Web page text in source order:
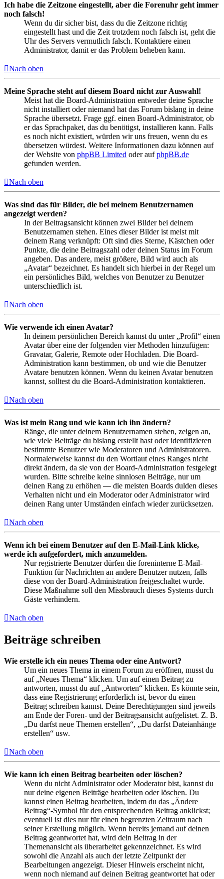
Ich habe die Zeitzone eingestellt, aber die Forenuhr geht immer
noch falsch!
Wenn du dir sicher bist, dass du die Zeitzone richtig
eingestellt hast und die Zeit trotzdem noch falsch ist, geht die
Uhr des Servers vermutlich falsch. Kontaktiere einen
Administrator, damit er das Problem beheben kann.
Nach oben
Meine Sprache steht auf diesem Board nicht zur Auswahl!
Meist hat die Board-Administration entweder deine Sprache
nicht installiert oder niemand hat das Forum bislang in deine
Sprache übersetzt. Frage ggf. einen Board-Administrator, ob
er das Sprachpaket, das du benötigst, installieren kann. Falls
es noch nicht existiert, würden wir uns freuen, wenn du es
übersetzen würdest. Weitere Informationen dazu können auf
der Website von phpBB Limited oder aufphpBB.de
gefunden werden.
Nach oben
Was sind das für Bilder, die bei meinem Benutzernamen
angezeigt werden?
In der Beitragsansicht können zwei Bilder bei deinem
Benutzernamen stehen. Eines dieser Bilder ist meist mit
deinem Rang verknüpft: Oft sind dies Sterne, Kästchen oder
Punkte, die deine Beitragszahl oder deinen Status im Forum
angeben. Das andere, meist größere, Bild wird auch als
„Avatar“ bezeichnet. Es handelt sich hierbei in der Regel um
ein persönliches Bild, welches von Benutzer zu Benutzer
unterschiedlich ist.
Nach oben
Wie verwende ich einen Avatar?
In deinem persönlichen Bereich kannst du unter „Profil“ einen
Avatar über eine der folgenden vier Methoden hinzufügen:
Gravatar, Galerie, Remote oder Hochladen. Die Board-
Administration kann bestimmen, ob und wie die Benutzer
Avatare benutzen können. Wenn du keinen Avatar benutzen
kannst, solltest du die Board-Administration kontaktieren.
Nach oben
Was ist mein Rang und wie kann ich ihn ändern?
Ränge, die unter deinem Benutzernamen stehen, zeigen an,
wie viele Beiträge du bislang erstellt hast oder identifizieren
bestimmte Benutzer wie Moderatoren und Administratoren.
Normalerweise kannst du den Wortlaut eines Ranges nicht
direkt ändern, da sie von der Board-Administration festgelegt
wurden. Bitte schreibe keine sinnlosen Beiträge, nur um
deinen Rang zu erhöhen — die meisten Boards dulden dieses
Verhalten nicht und ein Moderator oder Administrator wird
deinen Rang unter Umständen einfach wieder zurücksetzen.
Nach oben
Wenn ich bei einem Benutzer auf den E-Mail-Link klicke,
werde ich aufgefordert, mich anzumelden.
Nur registrierte Benutzer dürfen die foreninterne E-Mail-
Funktion für Nachrichten an andere Benutzer nutzen, falls
diese von der Board-Administration freigeschaltet wurde.
Diese Maßnahme soll den Missbrauch dieses Systems durch
Gäste verhindern.
Nach oben
Beiträge schreiben
Wie erstelle ich ein neues Thema oder eine Antwort?
Um ein neues Thema in einem Forum zu eröffnen, musst du
auf „Neues Thema“ klicken. Um auf einen Beitrag zu
antworten, musst du auf „Antworten“ klicken. Es könnte sein,
dass eine Registrierung erforderlich ist, bevor du einen
Beitrag schreiben kannst. Deine Berechtigungen sind jeweils
am Ende der Foren- und der Beitragsansicht aufgelistet. Z. B.
„Du darfst neue Themen erstellen“, „Du darfst Dateianhänge
erstellen“ usw.
Nach oben
Wie kann ich einen Beitrag bearbeiten oder löschen?
Wenn du nicht Administrator oder Moderator bist, kannst du
nur deine eigenen Beiträge bearbeiten oder löschen. Du
kannst einen Beitrag bearbeiten, indem du das „Ändere
Beitrag“-Symbol für den entsprechenden Beitrag anklickst;
eventuell ist dies nur für einen begrenzten Zeitraum nach
seiner Erstellung möglich. Wenn bereits jemand auf deinen
Beitrag geantwortet hat, wird dein Beitrag in der
Themenansicht als überarbeitet gekennzeichnet. Es wird
sowohl die Anzahl als auch der letzte Zeitpunkt der
Bearbeitungen angezeigt. Dieser Hinweis erscheint nicht,
wenn noch niemand auf deinen Beitrag geantwortet hat oder